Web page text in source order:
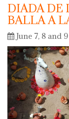
DIADA DE
BALLA A
June 7, 8 and 9